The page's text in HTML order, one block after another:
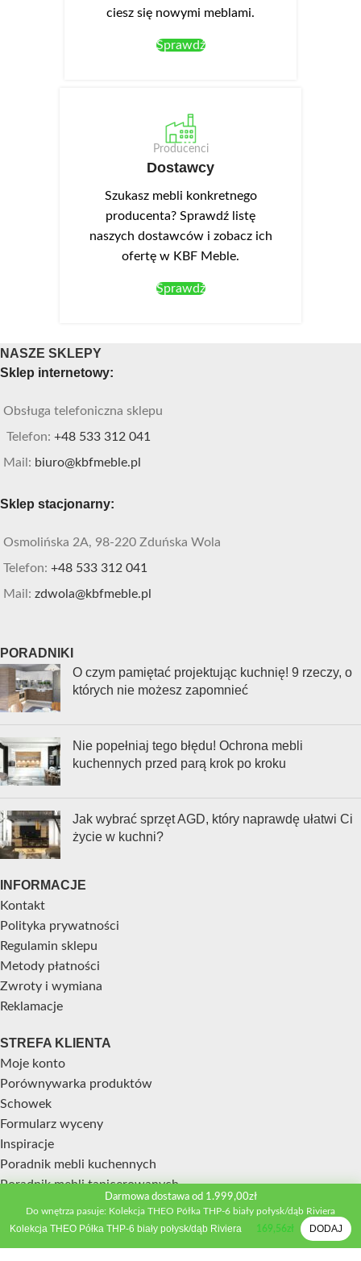
ciesz się nowymi meblami.
Sprawdź
Producenci
Dostawcy
Szukasz mebli konkretnego
producenta? Sprawdź listę
naszych dostawców i zobacz ich
ofertę w KBF Meble.
Sprawdź
NASZE SKLEPY
Sklep internetowy:
Obsługa telefoniczna sklepu
Telefon: +48 533 312 041
Mail: biuro@kbfmeble.pl
Sklep stacjonarny:
Osmolińska 2A, 98-220 Zduńska Wola
Telefon: +48 533 312 041
Mail: zdwola@kbfmeble.pl
PORADNIKI
O czym pamiętać projektując kuchnię! 9 rzeczy, o
których nie możesz zapomnieć
Nie popełniaj tego błędu! Ochrona mebli
kuchennych przed parą krok po kroku
Jak wybrać sprzęt AGD, który naprawdę ułatwi Ci
życie w kuchni?
INFORMACJE
Kontakt
Polityka prywatności
Regulamin sklepu
Metody płatności
Zwroty i wymiana
Reklamacje
STREFA KLIENTA
Moje konto
Porównywarka produktów
Schowek
Formularz wyceny
Inspiracje
Poradnik mebli kuchennych
Poradnik mebli tapicerowanych
KBF Meble 2022 Wszekie prawa zastrzeżone. STRONA SZYTA NA MIARĘ
INDIGOgroup.pl
Darmowa dostawa od 1.999,00zł
Do wnętrza pasuje: Kolekcja THEO Półka THP-6 biały połysk/dąb Riviera
Kolekcja THEO Półka THP-6 biały połysk/dąb Riviera 169,56zł DODAJ